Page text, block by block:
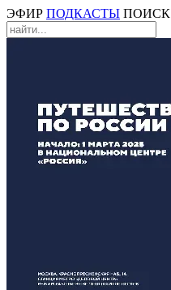
ЭФИР ПОДКАСТЫ ПОИСК